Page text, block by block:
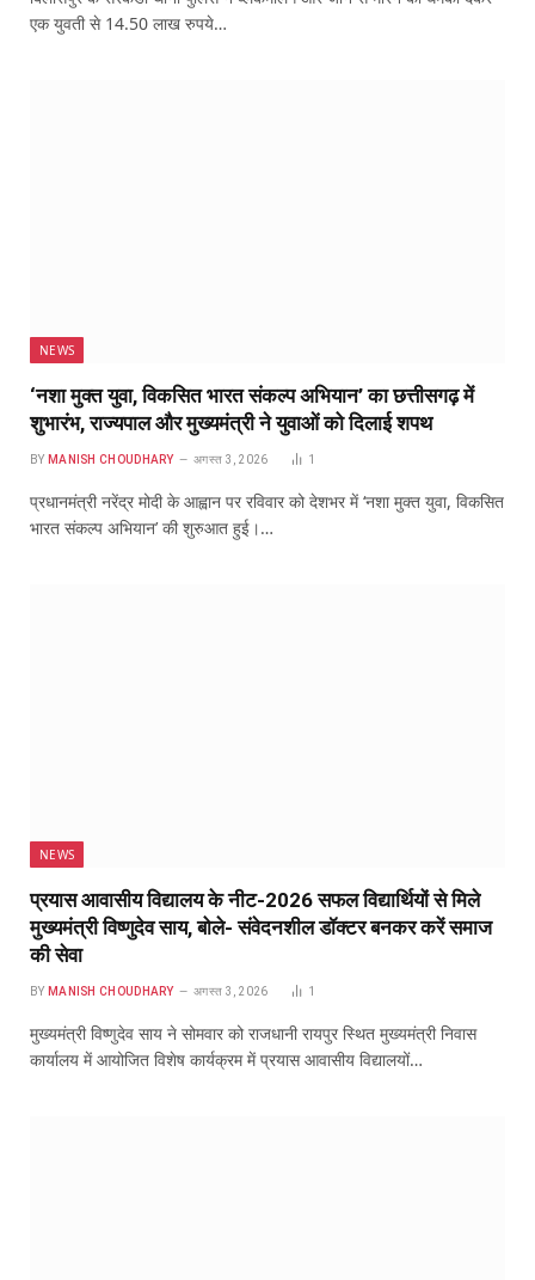
एक युवती से 14.50 लाख रुपये…
NEWS
‘नशा मुक्त युवा, विकसित भारत संकल्प अभियान’ का छत्तीसगढ़ में
शुभारंभ, राज्यपाल और मुख्यमंत्री ने युवाओं को दिलाई शपथ
BY MANISH CHOUDHARY अगस्त 3, 2026 1
प्रधानमंत्री नरेंद्र मोदी के आह्वान पर रविवार को देशभर में ‘नशा मुक्त युवा, विकसित
भारत संकल्प अभियान’ की शुरुआत हुई।…
NEWS
प्रयास आवासीय विद्यालय के नीट-2026 सफल विद्यार्थियों से मिले
मुख्यमंत्री विष्णुदेव साय, बोले- संवेदनशील डॉक्टर बनकर करें समाज
की सेवा
BY MANISH CHOUDHARY अगस्त 3, 2026 1
मुख्यमंत्री विष्णुदेव साय ने सोमवार को राजधानी रायपुर स्थित मुख्यमंत्री निवास
कार्यालय में आयोजित विशेष कार्यक्रम में प्रयास आवासीय विद्यालयों…